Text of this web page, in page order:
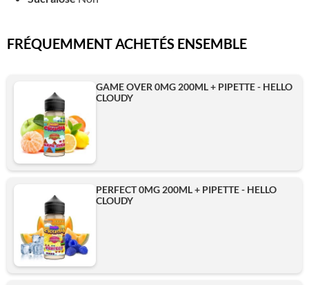
FRÉQUEMMENT ACHETÉS ENSEMBLE
GAME OVER 0MG 200ML + PIPETTE - HELLO
CLOUDY
PERFECT 0MG 200ML + PIPETTE - HELLO
CLOUDY